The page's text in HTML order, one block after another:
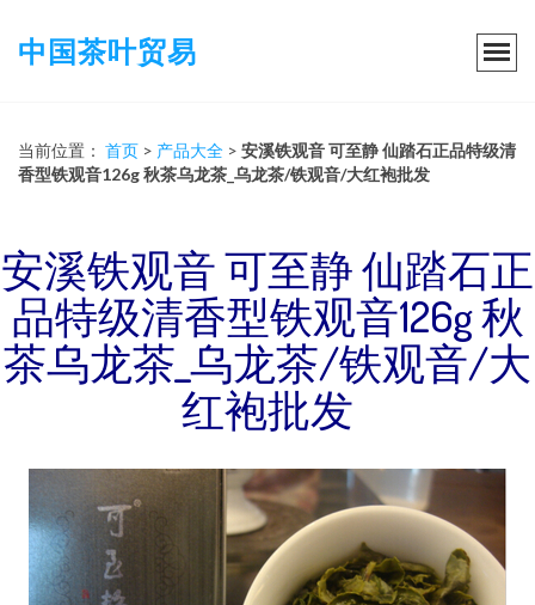
中国茶叶贸易
当前位置： 首页 > 产品大全 > 安溪铁观音 可至静 仙踏石正品特级清
香型铁观音126g 秋茶乌龙茶_乌龙茶/铁观音/大红袍批发
安溪铁观音 可至静 仙踏石正
品特级清香型铁观音126g 秋
茶乌龙茶_乌龙茶/铁观音/大
红袍批发